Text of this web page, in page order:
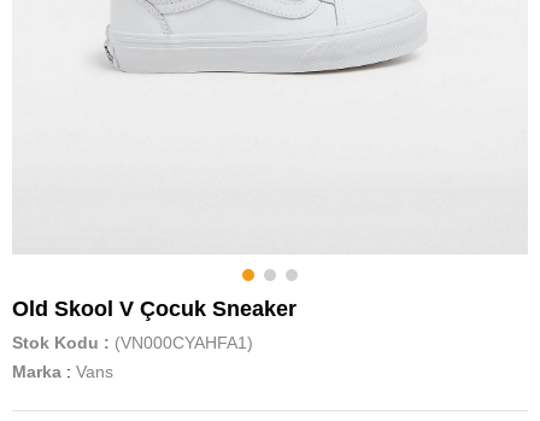
Old Skool V Çocuk Sneaker
Stok Kodu
(VN000CYAHFA1)
Marka : Vans